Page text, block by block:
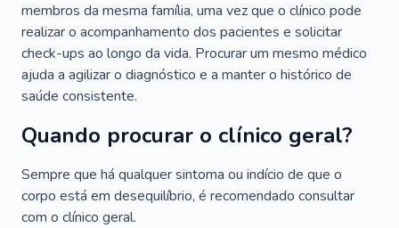
membros da mesma família, uma vez que o clínico pode
realizar o acompanhamento dos pacientes e solicitar
check-ups ao longo da vida. Procurar um mesmo médico
ajuda a agilizar o diagnóstico e a manter o histórico de
saúde consistente.
Quando procurar o clínico geral?
Sempre que há qualquer sintoma ou indício de que o
corpo está em desequilíbrio, é recomendado consultar
com o clínico geral.